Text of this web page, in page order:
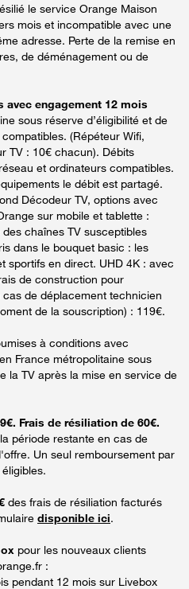
le service Orange Maison
mois et incompatible avec une
adresse. Perte de la remise en
de déménagement ou de
engagement 12 mois
sous réserve d’éligibilité et de
(Répéteur Wifi,
TV : 10€ chacun). Débits
et ordinateurs compatibles.
le débit est partagé.
Décodeur TV, options avec
sur mobile et tablette :
chaînes TV susceptibles
dans le bouquet basic : les
sportifs en direct. UHD 4K : avec
de construction pour
de déplacement technicien
de la souscription) : 119€.
à conditions avec
France métropolitaine sous
la TV après la mise en service de
Frais de résiliation de 60€.
période restante en cas de
Un seul remboursement par
des frais de résiliation facturés
disponible ici.
pour les nouveaux clients
:
pendant 12 mois sur Livebox